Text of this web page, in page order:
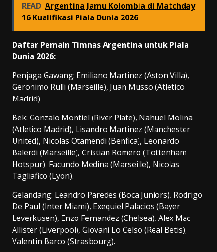
READ Argentina Jamu Kolombia di Matchday
16 Kualifikasi Piala Dunia 2026
Daftar Pemain Timnas Argentina untuk Piala
Dunia 2026:
Penjaga Gawang: Emiliano Martinez (Aston Villa),
Geronimo Rulli (Marseille), Juan Musso (Atletico
Madrid).
Bek: Gonzalo Montiel (River Plate), Nahuel Molina
(Atletico Madrid), Lisandro Martinez (Manchester
United), Nicolas Otamendi (Benfica), Leonardo
Balerdi (Marseille), Cristian Romero (Tottenham
Hotspur), Facundo Medina (Marseille), Nicolas
Tagliafico (Lyon).
Gelandang: Leandro Paredes (Boca Juniors), Rodrigo
De Paul (Inter Miami), Exequiel Palacios (Bayer
Leverkusen), Enzo Fernandez (Chelsea), Alex Mac
Allister (Liverpool), Giovani Lo Celso (Real Betis),
Valentin Barco (Strasbourg).